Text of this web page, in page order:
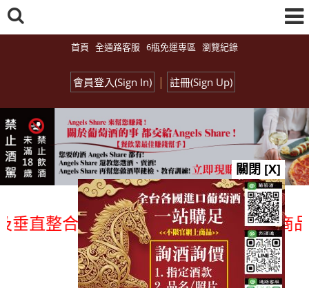
首頁 全通路客服 6瓶免運專區 瀏覽紀錄
會員登入(Sign In) | 註冊(Sign Up)
整合、一次購足」各國進口酒類商品
總覽-促銷&活動
關閉 [X]